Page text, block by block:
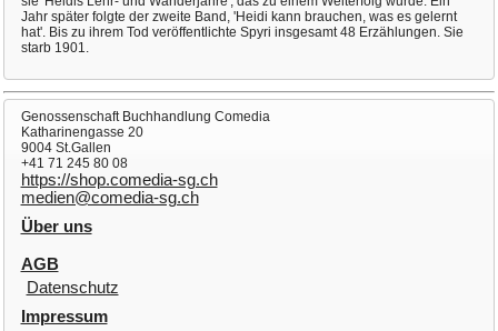
Jahr später folgte der zweite Band, 'Heidi kann brauchen, was es gelernt
hat'. Bis zu ihrem Tod veröffentlichte Spyri insgesamt 48 Erzählungen. Sie
starb 1901.
Genossenschaft Buchhandlung Comedia
Katharinengasse 20
9004 St.Gallen
+41 71 245 80 08
https://shop.comedia-sg.ch
medien@comedia-sg.ch
Über uns
AGB
Datenschutz
Impressum